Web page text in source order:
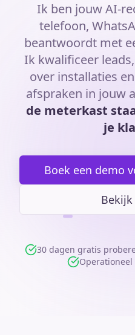
Ik ben jouw AI-
telefoon,
beantwoordt met
Ik kwalificeer
over installaties
afspraken in jouw
de meterkast
je
Boek een demo
30 dagen gratis
Operationeel